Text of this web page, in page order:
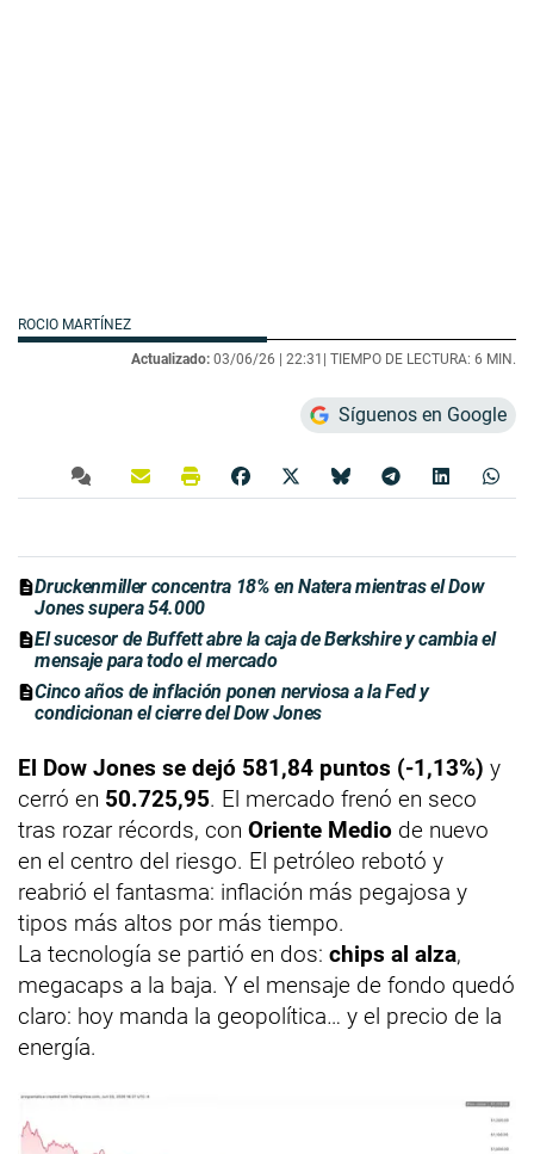
ROCIO MARTÍNEZ
Actualizado: 03/06/26 | 22:31 | TIEMPO DE LECTURA: 6 MIN.
Síguenos en Google
Druckenmiller concentra 18% en Natera mientras el Dow
Jones supera 54.000
El sucesor de Buffett abre la caja de Berkshire y cambia el
mensaje para todo el mercado
Cinco años de inflación ponen nerviosa a la Fed y
condicionan el cierre del Dow Jones
El Dow Jones se dejó 581,84 puntos (-1,13%) y
cerró en 50.725,95. El mercado frenó en seco
tras rozar récords, con Oriente Medio de nuevo
en el centro del riesgo. El petróleo rebotó y
reabrió el fantasma: inflación más pegajosa y
tipos más altos por más tiempo.
La tecnología se partió en dos: chips al alza,
megacaps a la baja. Y el mensaje de fondo quedó
claro: hoy manda la geopolítica… y el precio de la
energía.